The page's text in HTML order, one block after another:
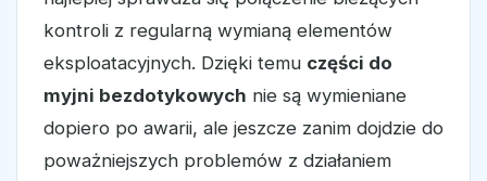
kontroli z regularną wymianą elementów
eksploatacyjnych. Dzięki temu części do
myjni bezdotykowych nie są wymieniane
dopiero po awarii, ale jeszcze zanim dojdzie do
poważniejszych problemów z działaniem